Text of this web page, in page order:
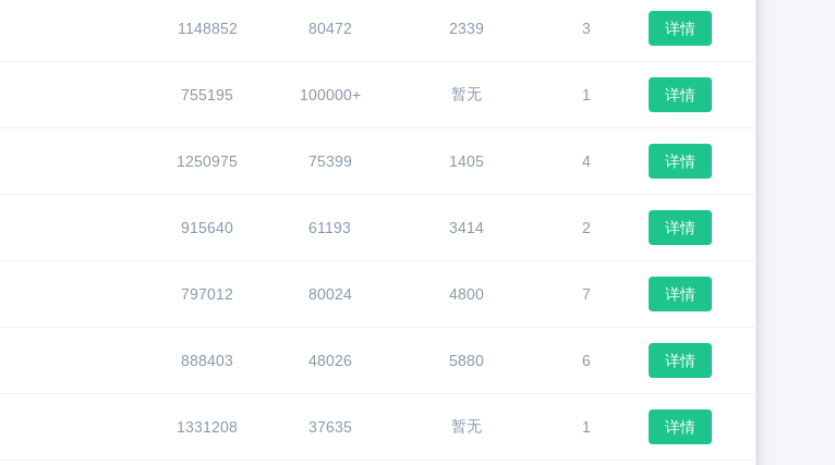
1148852 80472 2339 3 详情
755195 100000+ 暂无 1 详情
1250975 75399 1405 4 详情
915640 61193 3414 2 详情
797012 80024 4800 7 详情
888403 48026 5880 6 详情
1331208 37635 暂无 1 详情